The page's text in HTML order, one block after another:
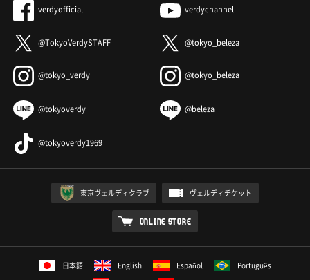
verdyofficial verdychannel
@TokyoVerdySTAFF @tokyo_beleza
@tokyo_verdy @tokyo_beleza
@tokyoverdy @beleza
@tokyoverdy1969
東京ヴェルディクラブ ヴェルディチケット
ONLINE STORE
日本語 English Español
Português